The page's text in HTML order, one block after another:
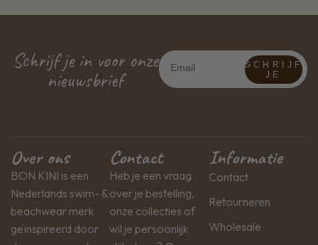
Schrijf je in voor onze
nieuwsbrief
SCHRIJF
JE
Over ons
BON KINI is een
Nederlands swim- &
beachwear merk
geïnspireerd door
Contact
Heb je een vraag
over je bestelling,
onze collecties of
wil je persoonlijk
Informatie
Contact
Retourneren
Wholesale